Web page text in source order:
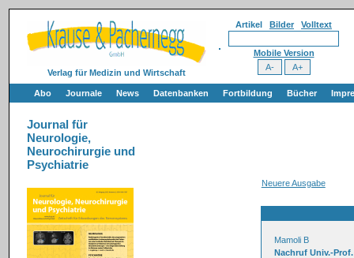
Verlag für Medizin und Wirtschaft
Artikel Bilder Volltext
Mobile Version
Abo Journale News Datenbanken Fortbildung Bücher
Journal für
Neurologie,
Neurochirurgie und
Psychiatrie
Neuere Ausgabe
Mamoli B
Nachruf Univ.-